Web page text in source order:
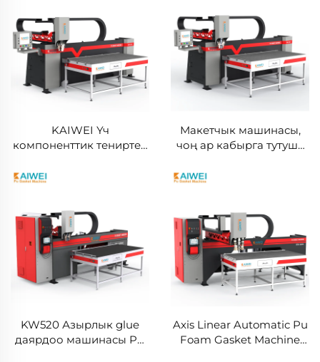
KAIWEI Үч
компоненттик тениртер
электрика панелдер
Макетчык машинасы,
чоң ар кабырга тутушу
Азырлык силикондук Pu
KW520 Азырлык glue
даярдоо машинасы PU
Axis Linear Automatic Pu
Foam Gasket Machine